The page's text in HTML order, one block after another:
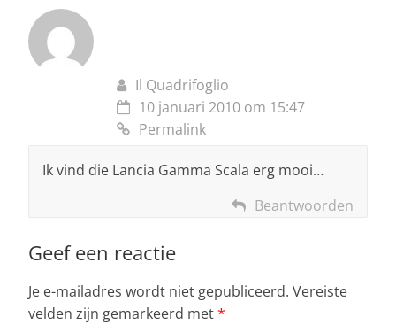
Il Quadrifoglio
10 januari 2010 om 15:47
Permalink
Ik vind die Lancia Gamma Scala erg mooi…
Beantwoorden
Geef een reactie
Je e-mailadres wordt niet gepubliceerd. Vereiste
velden zijn gemarkeerd met*